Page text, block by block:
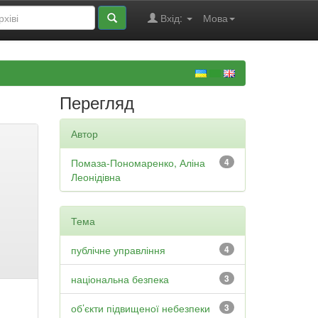
Мова
Вхід:
Перегляд
Автор
4
Помаза-Пономаренко, Аліна
Леонідівна
Тема
4
публічне управління
3
національна безпека
3
об’єкти підвищеної небезпеки